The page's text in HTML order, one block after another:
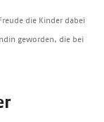
die Kinder dabei
geworden, die bei